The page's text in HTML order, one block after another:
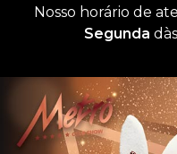
Nosso horário de
Segunda dàs